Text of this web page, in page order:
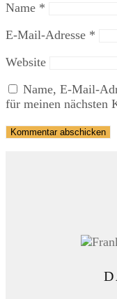
Name *
E-Mail-Adresse *
Website
Name, E-Mail-
für meinen nächsten